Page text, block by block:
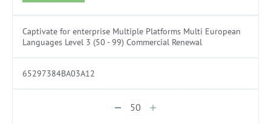
Captivate for enterprise Multiple Platforms Multi European
Languages Level 3 (50 - 99) Commercial Renewal
65297384BA03A12